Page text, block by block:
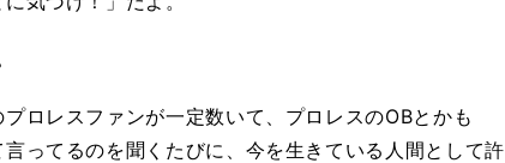
ロレスファンが一定数いて、プロレスのOBとかも
ってるのを聞くたびに、今を生きている人間として許